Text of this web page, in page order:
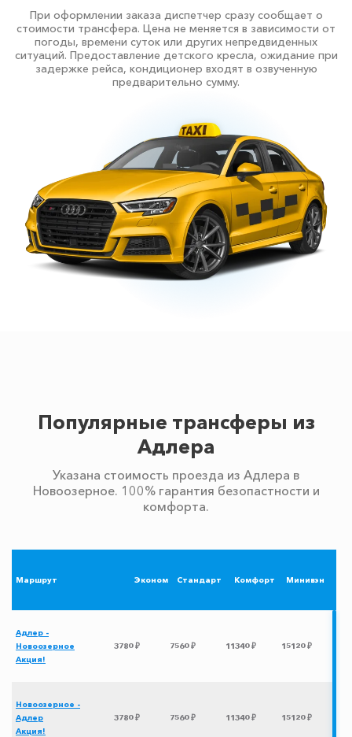
При оформлении заказа диспетчер сразу сообщает о
стоимости трансфера. Цена не меняется в зависимости от
погоды, времени суток или других непредвиденных
ситуаций. Предоставление детского кресла, ожидание при
задержке рейса, кондиционер входят в озвученную
предварительно сумму.
Популярные трансферы из
Адлера
Указана стоимость проезда из Адлера в
Новоозерное. 100% гарантия безопастности и
комфорта.
Маршрут Эконом Стандарт Комфорт Минивэн
Адлер -
Новоозерное
Акция!
3780 ₽ 7560 ₽ 11340 ₽ 15120 ₽
Новоозерное -
Адлер
Акция!
3780 ₽ 7560 ₽ 11340 ₽ 15120 ₽